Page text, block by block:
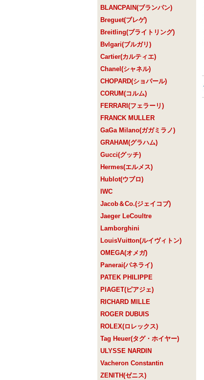
BLANCPAIN(ブランパン)
Breguet(ブレゲ)
Breitling(ブライトリング)
Bvlgari(ブルガリ)
Cartier(カルティエ)
Chanel(シャネル)
CHOPARD(ショパール)
CORUM(コルム)
FERRARI(フェラーリ)
FRANCK MULLER
GaGa Milano(ガガミラノ)
GRAHAM(グラハム)
Gucci(グッチ)
Hermes(エルメス)
Hublot(ウブロ)
IWC
Jacob＆Co.(ジェイコブ)
Jaeger LeCoultre
Lamborghini
LouisVuitton(ルイヴィトン)
OMEGA(オメガ)
Panerai(パネライ)
PATEK PHILIPPE
PIAGET(ピアジェ)
RICHARD MILLE
ROGER DUBUIS
ROLEX(ロレックス)
Tag Heuer(タグ・ホイヤー)
ULYSSE NARDIN
Vacheron Constantin
ZENITH(ゼニス)